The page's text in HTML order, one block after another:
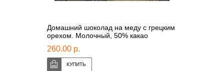
Домашний шоколад на меду с грецким
орехом. Молочный, 50% какао
260.00 р.